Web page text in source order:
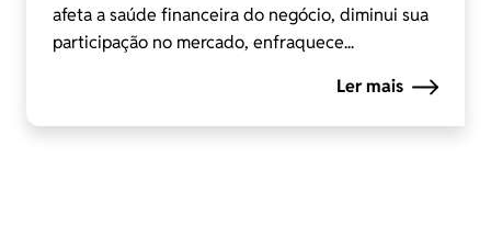
afeta a saúde financeira do negócio, diminui sua
participação no mercado, enfraquece...
Ler mais